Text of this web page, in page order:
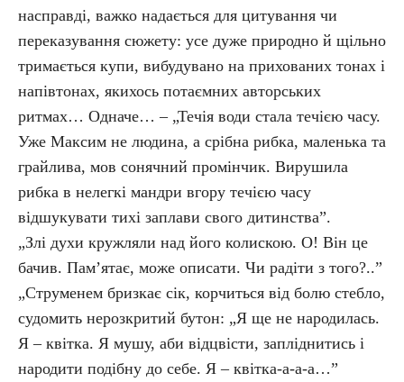
насправді, важко надається для цитування чи
переказування сюжету: усе дуже природно й щільно
тримається купи, вибудувано на прихованих тонах і
напівтонах, якихось потаємних авторських
ритмах… Одначе… – „Течія води стала течією часу.
Уже Максим не людина, а срібна рибка, маленька та
грайлива, мов сонячний промінчик. Вирушила
рибка в нелегкі мандри вгору течією часу
відшукувати тихі заплави свого дитинства”.
„Злі духи кружляли над його колискою. О! Він це
бачив. Пам’ятає, може описати. Чи радіти з того?..”
„Струменем бризкає сік, корчиться від болю стебло,
судомить нерозкритий бутон: „Я ще не народилась.
Я – квітка. Я мушу, аби відцвісти, запліднитись і
народити подібну до себе. Я – квітка-а-а-а…”